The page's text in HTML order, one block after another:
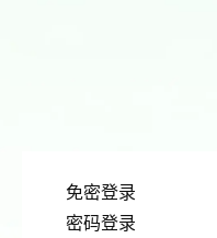
免密登录
密码登录